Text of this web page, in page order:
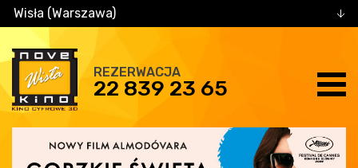
Wisła (Warszawa)
REZERWACJA
22 839 23 65